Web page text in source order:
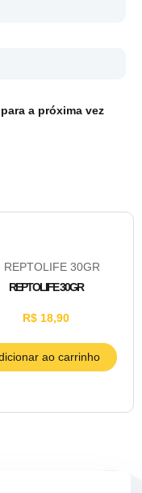
REPTOLIFE 30GR
R$18,90
ao carrinho
a próxima vez